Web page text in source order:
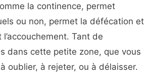
la continence, permet
ou non, permet la défécation et
l’accouchement. Tant de
dans cette petite zone, que vous
oublier, à rejeter, ou à délaisser.